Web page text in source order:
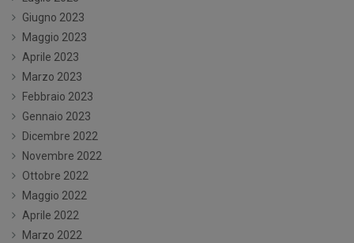
Giugno 2023
Maggio 2023
Aprile 2023
Marzo 2023
Febbraio 2023
Gennaio 2023
Dicembre 2022
Novembre 2022
Ottobre 2022
Maggio 2022
Aprile 2022
Marzo 2022